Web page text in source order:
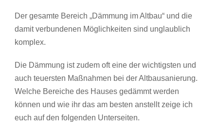
Der gesamte Bereich „Dämmung im Altbau“ und die
damit verbundenen Möglichkeiten sind unglaublich
komplex.
Die Dämmung ist zudem oft eine der wichtigsten und
auch teuersten Maßnahmen bei der Altbausanierung.
Welche Bereiche des Hauses gedämmt werden
können und wie ihr das am besten anstellt zeige ich
euch auf den folgenden Unterseiten.